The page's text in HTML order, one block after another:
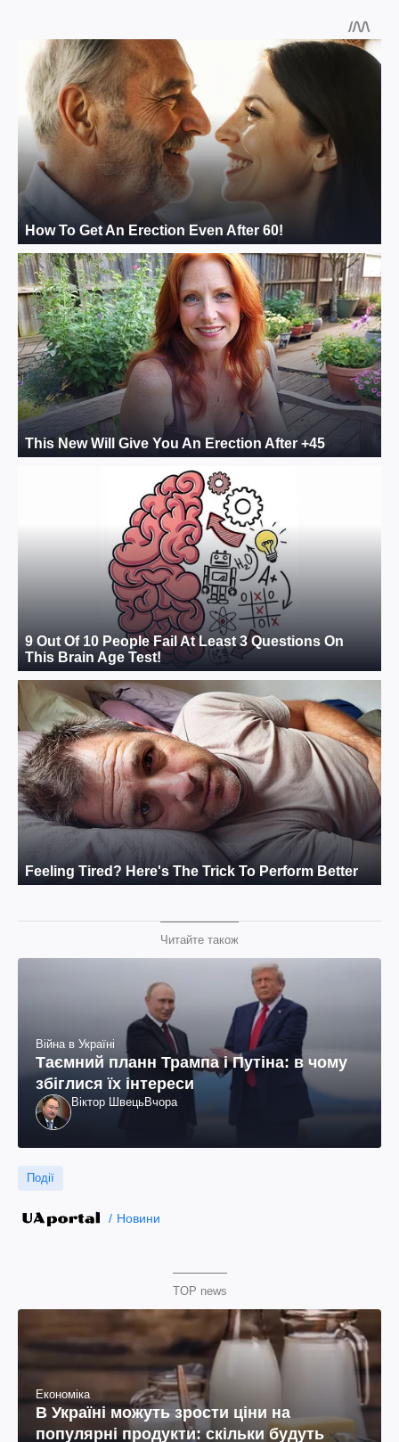
Читайте також
Війна в Україні
Таємний планн Трампа і Путіна: в чому
збіглися їх інтереси
Віктор ШвецьВчора
Події
Новини
TOP news
Економіка
В Україні можуть зрости ціни на
популярні продукти: скільки будуть